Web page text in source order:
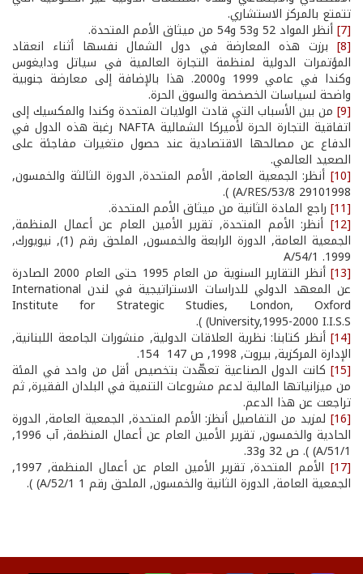
تتمتع بالمركز الاستشاري.
[7] أنظر المواد 52 و53 و54 من ميثاق الأمم المتحدة.
[8] برزت هذه المعارضة في دول الشمال نفسها أثناء انعقاد
المؤتمرات الدولية لمنظمة التجارة العالمية في سياتل ودايغوس
وكندا في عامي 1999 و2000. هذا بالإضافة إلى معارضة جنوبية
واضحة لسياسات الخصخصة والسوق الحرة.
[9] من بين الأسباب التي قادت الولايات المتحدة وكندا والمكسيك إلى
اتفاقية التجارة الحرة لأميركا الشمالية NAFTA رغبة هذه الدول في
الدفاع عن مصالحها الاقتصادية عند حصول متغيرات مفاجئة على
الصعيد العالمي.
[10] أنظر: الجمعية العامة, الأمم المتحدة, الدورة الثالثة والخمسون,
29101998 A/RES/53/8) ).
[11] راجع المادة الثانية من ميثاق الأمم المتحدة.
[12] أنظر: الأمم المتحدة, تقرير الأمين العام عن أعمال المنظمة,
الجمعية العامة, الدورة الرابعة والخمسون, الملحق رقم (1), نيويورك,
1999. A/54/1
[13] أنظر التقارير السنوية من العام 1995 حتى العام 2000 الصادرة
عن المعهد الدولي للدراسات الاستراتيجية في لندن International
Institute for Strategic Studies, London, Oxford
University,1995-2000 I.I.S.S) ).
[14] أنظر كتابنا: نظرية العلاقات الدولية, منشورات الجامعة اللبنانية,
الإدارة المركزية, بيروت, 1998, ص 147 ­ 154.
[15] كانت الدول الصناعية تعهّدت بتخصيص أقل من واحد في المئة
من ميزانياتها المالية لدعم مشروعات التنمية في البلدان الفقيرة, ثم
تراجعت عن هذا الدعم.
[16] لمزيد من التفاصيل أنظز: الأمم المتحدة, الجمعية العامة, الدورة
الحادية والخمسون, تقرير الأمين العام عن أعمال المنظمة, آب 1996,
A/51/1) ). ص 32 و33.
[17] الأمم المتحدة, تقرير الأمين العام عن أعمال المنظمة, 1997,
الجمعية العامة, الدورة الثانية والخمسون, الملحق رقم 1 A/52/1) ).